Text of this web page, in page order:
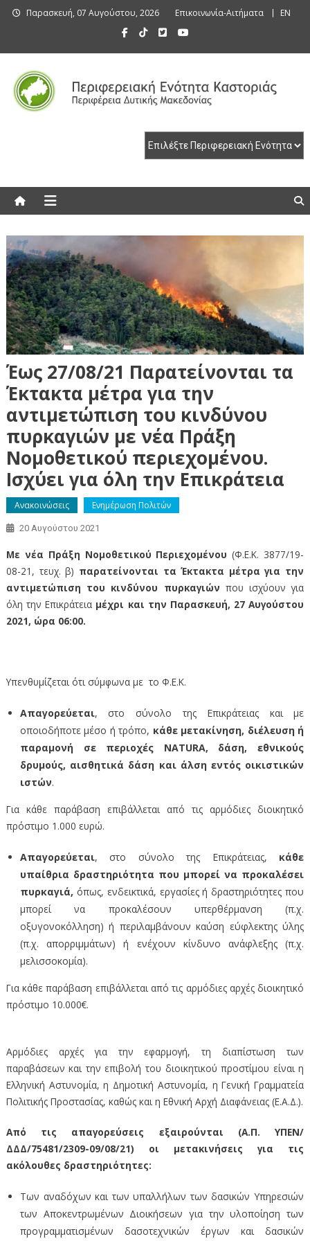
Skip
Παρασκευή, 07 Αυγούστου, 2026 Επικοινωνία-Αιτήματα EN
Έως 27/08/21 Παρατείνονται τα
Έκτακτα μέτρα για την
αντιμετώπιση του κινδύνου
πυρκαγιών με νέα Πράξη
Νομοθετικού περιεχομένου.
Ισχύει για όλη την Επικράτεια
Ανακοινώσεις Ενημέρωση Πολιτών
20 Αυγούστου 2021
Με νέα Πράξη Νομοθετικού Περιεχομένου (Φ.Ε.Κ. 3877/19-
08-21, τευχ. β) παρατείνονται τα Έκτακτα μέτρα για την
αντιμετώπιση του κινδύνου πυρκαγιών που ισχύουν για
όλη την Επικράτεια μέχρι και την Παρασκευή, 27 Αυγούστου
2021, ώρα 06:00.
Υπενθυμίζεται ότι σύμφωνα με το Φ.Ε.Κ.
Απαγορεύεται, στο σύνολο της Επικράτειας και με
οποιοδήποτε μέσο ή τρόπο, κάθε μετακίνηση, διέλευση ή
παραμονή σε περιοχές NATURA, δάση, εθνικούς
δρυμούς, αισθητικά δάση και άλση εντός οικιστικών
ιστών.
Για κάθε παράβαση επιβάλλεται από τις αρμόδιες διοικητικό
πρόστιμο 1.000 ευρώ.
Απαγορεύεται, στο σύνολο της Επικράτειας, κάθε
υπαίθρια δραστηριότητα που μπορεί να προκαλέσει
πυρκαγιά, όπως, ενδεικτικά, εργασίες ή δραστηριότητες που
μπορεί να προκαλέσουν υπερθέρμανση (π.χ.
οξυγονοκόλληση) ή περιλαμβάνουν καύση εύφλεκτης ύλης
(π.χ. απορριμμάτων) ή ενέχουν κίνδυνο ανάφλεξης (π.χ.
μελισσοκομία).
Για κάθε παράβαση επιβάλλεται από τις αρμόδιες αρχές διοικητικό
πρόστιμο 10.000€.
Αρμόδιες αρχές για την εφαρμογή, τη διαπίστωση των
παραβάσεων και την επιβολή του διοικητικού προστίμου είναι η
Ελληνική Αστυνομία, η Δημοτική Αστυνομία, η Γενική Γραμματεία
Πολιτικής Προστασίας, καθώς και η Εθνική Αρχή Διαφάνειας (Ε.Α.Δ.).
Από τις απαγορεύσεις εξαιρούνται (Α.Π. ΥΠΕΝ/
ΔΔΔ/75481/2309-09/08/21) οι μετακινήσεις για τις
ακόλουθες δραστηριότητες:
Των αναδόχων και των υπαλλήλων των δασικών Υπηρεσιών
των Αποκεντρωμένων Διοικήσεων για την υλοποίηση των
προγραμματισμένων δασοτεχνικών έργων και δασικών